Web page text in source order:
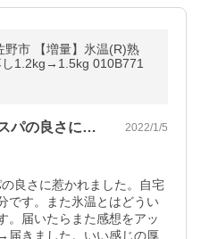
野市 【増量】氷温(R)熟
1.2kg→1.5kg 010B771
パの良さに… 2022/1/5
良さに惹かれました。自宅
です。また氷温とはどうい
。届いたらまた感想をアッ
届きました。いい感じの厚